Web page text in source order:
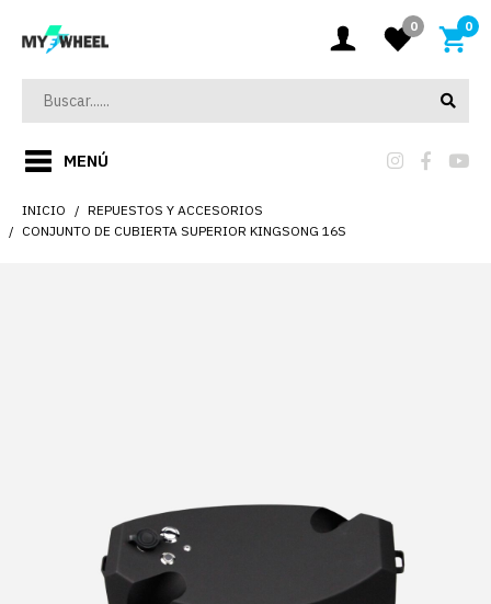
0 0
MENÚ
INICIO
REPUESTOS Y ACCESORIOS
CONJUNTO DE CUBIERTA SUPERIOR KINGSONG 16S